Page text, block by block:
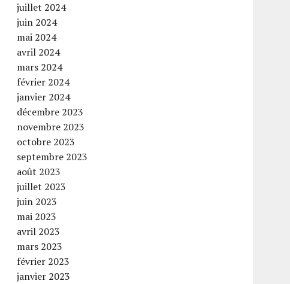
juillet 2024
juin 2024
mai 2024
avril 2024
mars 2024
février 2024
janvier 2024
décembre 2023
novembre 2023
octobre 2023
septembre 2023
août 2023
juillet 2023
juin 2023
mai 2023
avril 2023
mars 2023
février 2023
janvier 2023